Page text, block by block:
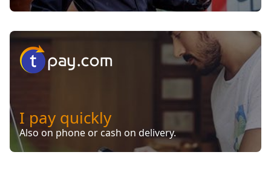
I pay quickly
Also on phone or cash on delivery.